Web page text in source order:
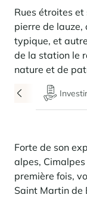
Résidences
Collections
Voir tous nos
Niveaux de
Pass
Louer mon bien
Découvrir La Rosière
En savoir plus
Découvrir La Rosière
Un cadre ensoleillé
rencontrent
En savoir plus
Panorama 2026
Courchevel Le
Courchevel
Courchevel
Crest-Voland
La Rosière
Les Menuires
Megève
Méribel
En savoir
SERVICES
Propriétaires
Expertise marché
Questions
Le Kandahar
Résidence exclusive à
En savoir plus
En savoir
Gérer mon bien
Nos honoraires
Questions
En savoir
NOS DERNIERS ARTICLES
Conseils immobiliers
Rues étroites
pierre de lauze,
typique, et
de la station le
nature et de
Investir
Forte de son
alpes,
première fois,
Saint Martin de